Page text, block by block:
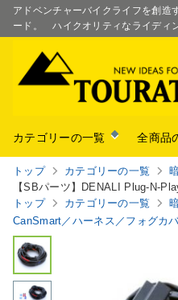
アドベンチャーバイクライフを創
ード。 ハイクオリティなライディ
カテゴリーの一覧 全商品
トップ カテゴリーの一覧
【SBパーツ】DENALI Plug-N-
トップ
カテゴリーの一覧
CanSmart／ハーネス／フォグカ